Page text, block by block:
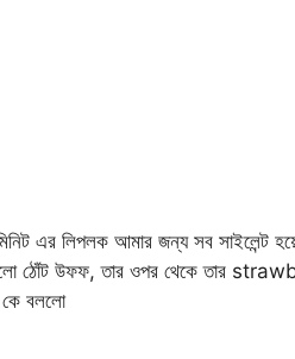
এর লিপলক আমার জন্য সব সাইলেন্ট
ঠোঁট উফফ, তার ওপর থেকে তার
বললো